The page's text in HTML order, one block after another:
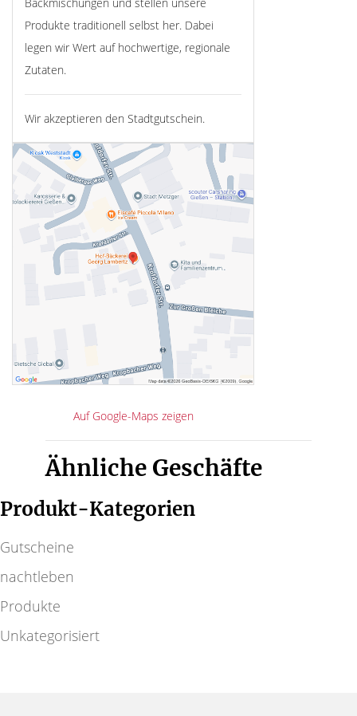
Produkte traditionell selbst her. Dabei
legen wir Wert auf hochwertige, regionale
Zutaten.
Wir akzeptieren den Stadtgutschein.
Auf Google-Maps zeigen
Ähnliche Geschäfte
Produkt-Kategorien
Gutscheine
nachtleben
Produkte
Unkategorisiert